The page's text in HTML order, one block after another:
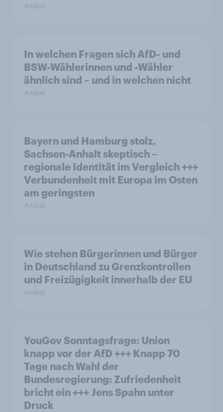
Artikel
In welchen Fragen sich AfD- und
BSW-Wählerinnen und -Wähler
ähnlich sind – und in welchen nicht
Artikel
Bayern und Hamburg stolz,
Sachsen-Anhalt skeptisch –
regionale Identität im Vergleich +++
Verbundenheit mit Europa im Osten
am geringsten
Artikel
Wie stehen Bürgerinnen und Bürger
in Deutschland zu Grenzkontrollen
und Freizügigkeit innerhalb der EU
Artikel
YouGov Sonntagsfrage: Union
knapp vor der AfD +++ Knapp 70
Tage nach Wahl der
Bundesregierung: Zufriedenheit
bricht ein +++ Jens Spahn unter
Druck